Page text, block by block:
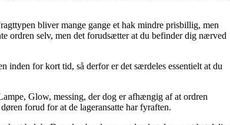
bliver mange gange et hak mindre prisbillig, men
ordren selv, men det forudsætter at du befinder dig nærved
for kort tid, så derfor er det særdeles essentielt at du
Glow, messing, der dog er afhængig af at ordren
forud for at de lageransatte har fyraften.